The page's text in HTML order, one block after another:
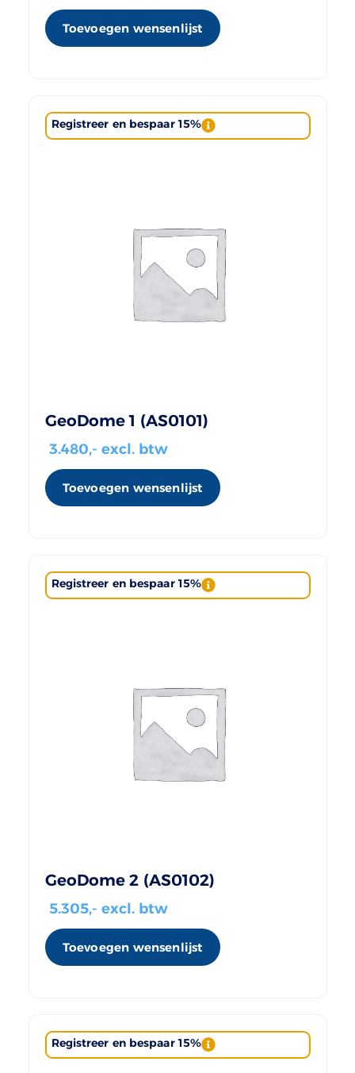
Toevoegen wensenlijst
Registreer en bespaar 15%
GeoDome 1 (AS0101)
3.480,- excl. btw
Toevoegen wensenlijst
Registreer en bespaar 15%
GeoDome 2 (AS0102)
5.305,- excl. btw
Toevoegen wensenlijst
Registreer en bespaar 15%